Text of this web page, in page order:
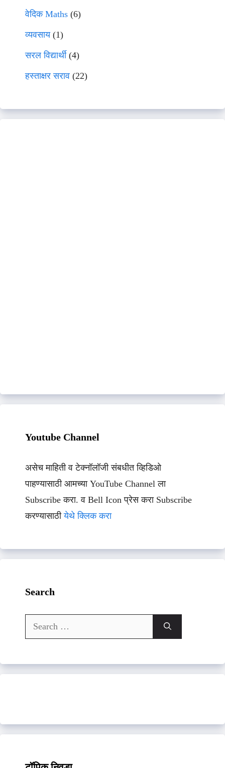
वेदिक Maths (6)
व्यवसाय(1)
सरल विद्यार्थी(4)
हस्ताक्षर सराव (22)
Youtube Channel
असेच माहिती व टेक्नॉलॉजी संबधीत व्हिडिओ
पाहण्यासाठी आमच्या YouTube Channel ला
Subscribe करा. व Bell Icon प्रेस करा Subscribe
करण्यासाठीयेथे क्लिक करा
Search
Search
for: